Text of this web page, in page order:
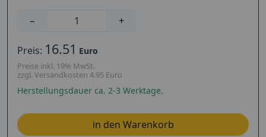
− +
Preis: 16.51 Euro
Preise inkl. 19% MwSt.
zzgl. Versandkosten 4.95 Euro
Herstellungsdauer ca. 2-3 Werktage.